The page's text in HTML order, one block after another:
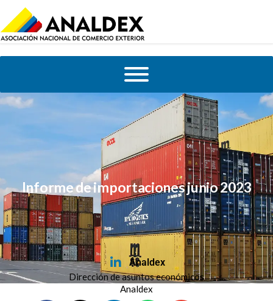
Informe de importaciones junio 2023
Analdex
Dirección de asuntos económicos
Analdex